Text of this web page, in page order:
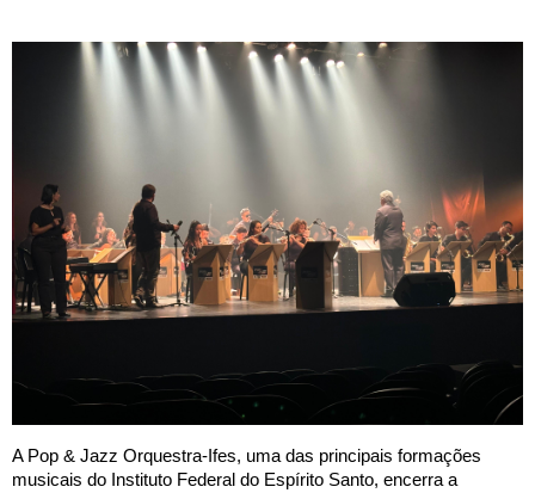
A Pop & Jazz Orquestra-Ifes, uma das principais formações
musicais do Instituto Federal do Espírito Santo, encerra a